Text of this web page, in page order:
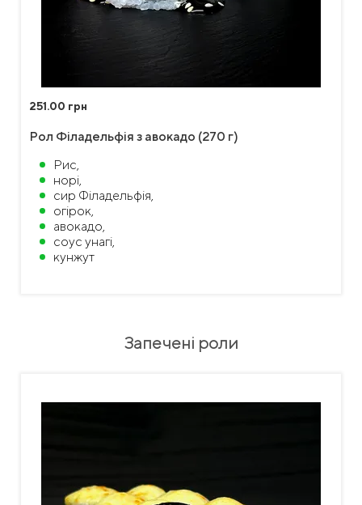
251.00 грн
Рол Філадельфія з авокадо (270 г)
Рис,
норі,
сир Філадельфія,
огірок,
авокадо,
соус унагі,
кунжут
Запечені роли